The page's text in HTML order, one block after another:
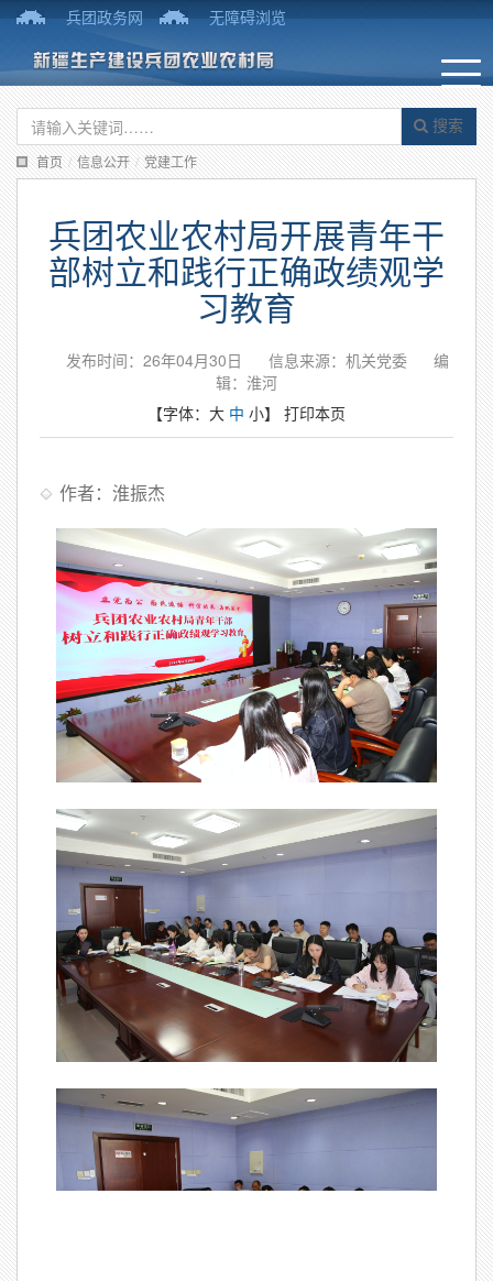
兵团政务网 无障碍浏览
搜索
首页 / 信息公开 / 党建工作
兵团农业农村局开展青年干
部树立和践行正确政绩观学
习教育
发布时间：26年04月30日 信息来源：机关党委
编
辑：淮河
【字体： 大 中 小】 打印本页
作者：淮振杰